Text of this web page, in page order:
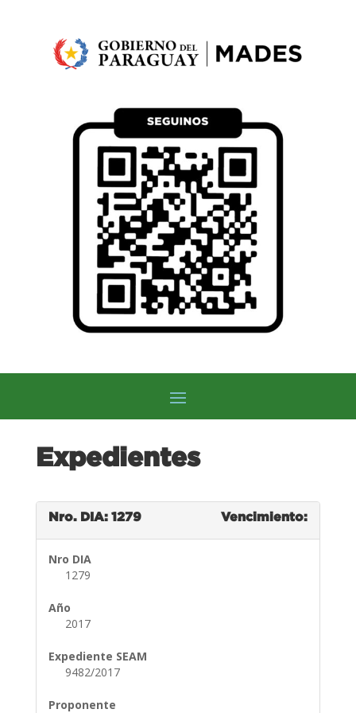
Expedientes
Nro. DIA: 1279 Vencimiento:
Nro DIA
1279
Año
2017
Expediente SEAM
9482/2017
Proponente